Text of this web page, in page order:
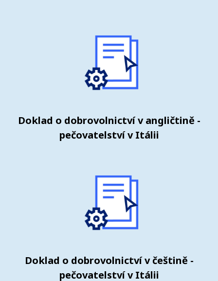
Doklad o dobrovolnictví v angličtině -
pečovatelství v Itálii
Doklad o dobrovolnictví v češtině -
pečovatelství v Itálii